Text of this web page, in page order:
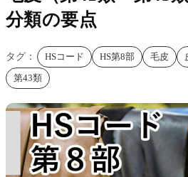
分類の要点
タグ： HSコード HS第8部 毛皮
第43類